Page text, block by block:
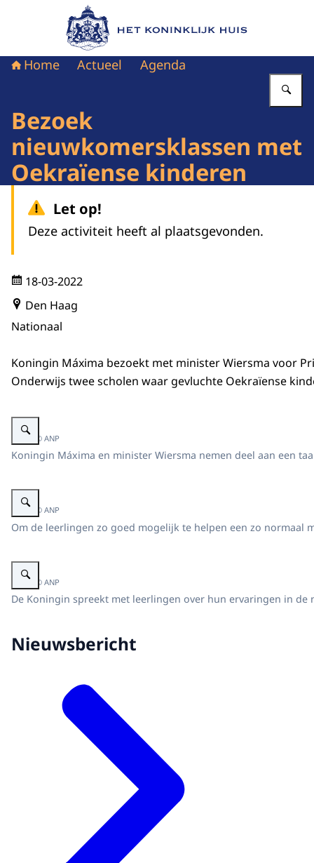
Naar de homepage van Het Koninklijk Huis
Home Actueel Agenda
Bezoek
nieuwkomersklassen met
Oekraïense kinderen
Let op!
Deze activiteit heeft al plaatsgevonden.
18-03-2022
Den Haag
Nationaal
Koningin Máxima bezoekt met minister Wiersma voor
Onderwijs twee scholen waar gevluchte Oekraïense
Vergroot afbeelding Koningin Máxima en minister Wiersma in gesprek in
Beeld: © ANP
Koningin Máxima en minister Wiersma nemen deel aan een
Vergroot afbeelding Koningin Máxima in een klaslokaal.
Beeld: © ANP
Om de leerlingen zo goed mogelijk te helpen een zo
Vergroot afbeelding Koningin Máxima in een klaslokaal
Beeld: © ANP
De Koningin spreekt met leerlingen over hun ervaringen in de
Nieuwsbericht